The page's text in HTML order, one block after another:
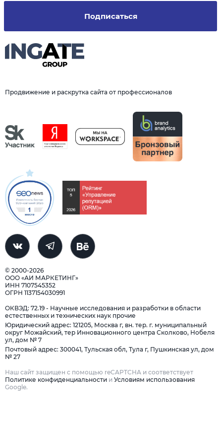
Продвижение и раскрутка сайта от профессионалов
© 2000-2026
ООО «АИ МАРКЕТИНГ»
ИНН 7107545352
ОГРН 1137154030991
Подписаться
ОКВЭД: 72.19 - Научные исследования и разработки в области
естественных и технических наук прочие
Юридический адрес: 121205, Москва г, вн. тер. г. муниципальный
округ Можайский, тер Инновационного центра Сколково, Нобеля
ул, дом № 7
Почтовый адрес: 300041, Тульская обл, Тула г, Пушкинская ул, дом
№ 27
Наш сайт защищен с помощью reCAPTCHA и соответствует
Политике конфиденциальности и Условиям использования
Google.